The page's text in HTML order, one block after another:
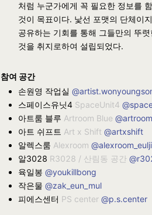
처럼 누군가에게 꼭 필요한 정보를
것이 목표이다. 낯선 포맷의 단체이
공유하는 기회를 통해 그들만의 뚜
것을 취지로하여 설립되었다.
참여 공간
손원영 작업실
스페이스유닛4 SpaceUnit4
아트룸 블루 Artroom Blue
아트 쉬프트 Art x Shift @artxshift
알렉스룸 Alexroom
알3028 R3028 / 산림동 공간
육일봉 @youkillbong
작은물 @zak_eun_mul
피에스센터 PS center @p.s.center